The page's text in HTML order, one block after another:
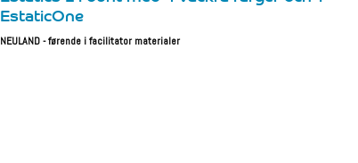
EstaticOne
NEULAND - førende i facilitator materialer